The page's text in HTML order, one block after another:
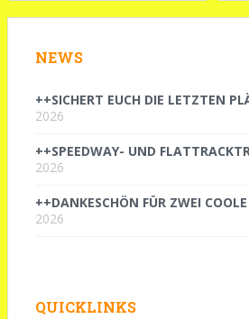
NEWS
++SICHERT EUCH DIE LETZTEN
2026
++SPEEDWAY- UND
2026
++DANKESCHÖN FÜR ZWEI
2026
QUICKLINKS